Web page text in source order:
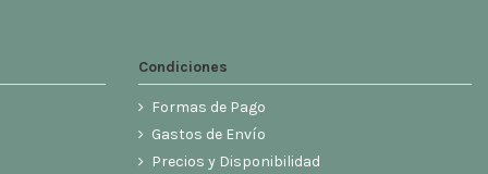
Condiciones
Formas de Pago
Gastos de Envío
Precios y Disponibilidad